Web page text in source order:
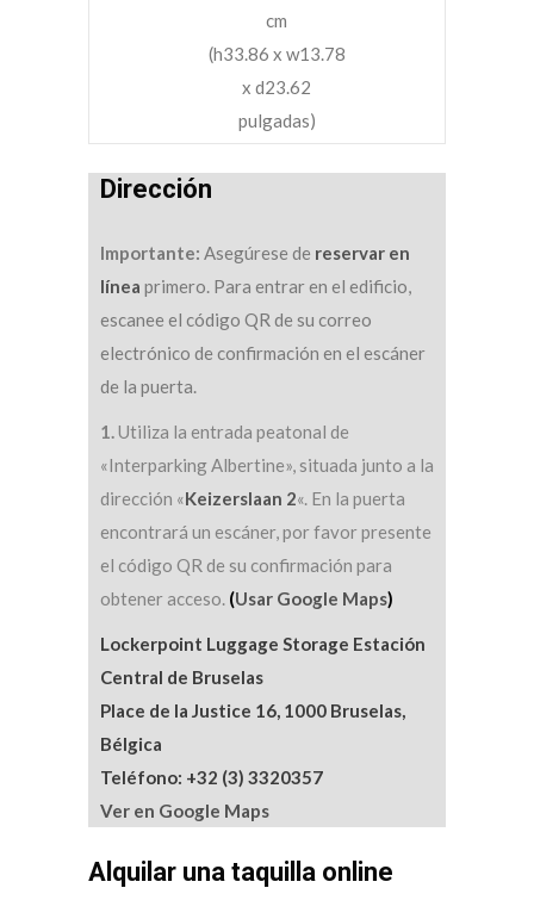
cm
(h33.86 x w13.78
x d23.62
pulgadas)
Dirección
Importante: Asegúrese de reservar en
línea primero. Para entrar en el edificio,
escanee el código QR de su correo
electrónico de confirmación en el escáner
de la puerta.
1.Utiliza la entrada peatonal de
«Interparking Albertine», situada junto a la
dirección «Keizerslaan 2«. En la puerta
encontrará un escáner, por favor presente
el código QR de su confirmación para
obtener acceso. (Usar Google Maps)
Lockerpoint Luggage Storage Estación
Central de Bruselas
Place de la Justice 16, 1000 Bruselas,
Bélgica
Teléfono: +32 (3) 3320357
Ver en Google Maps
Alquilar una taquilla online